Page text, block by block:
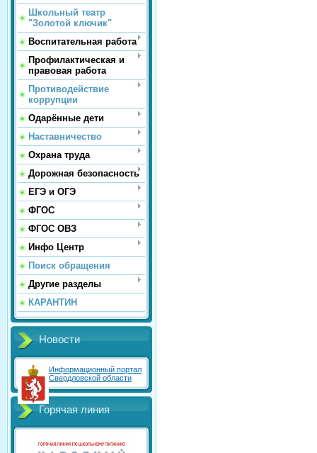
Школьный театр
"Золотой ключик"
Воспитательная работа
Профилактическая и
правовая работа
Противодействие
коррупции
Одарённые дети
Наставничество
Охрана труда
Дорожная безопасность
ЕГЭ и ОГЭ
ФГОС
ФГОС ОВЗ
Инфо Центр
Поиск обращения
Другие разделы
КАРАНТИН
Новости
Информационный портал
Свердловской области
Горячая линия